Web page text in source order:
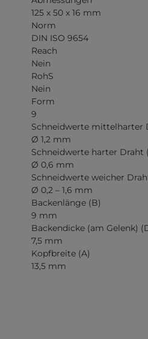
125 x 50 x 16 mm
Norm
DIN ISO 9654
Reach
Nein
RohS
Nein
Form
9
Schneidwerte mittelharter
Ø 1,2 mm
Schneidwerte harter Draht
Ø 0,6 mm
Schneidwerte weicher
Ø 0,2 – 1,6 mm
Backenlänge (B)
9 mm
Backendicke (am Gelenk)
7,5 mm
Kopfbreite (A)
13,5 mm